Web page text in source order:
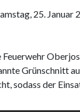
25. Januar
Grünschnitt
sodass der